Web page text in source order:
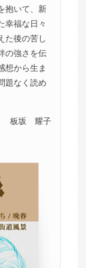
抱いて、新
幸福な日々
た後の苦し
の強さを伝
想から生ま
題なく読め
板坂 耀子